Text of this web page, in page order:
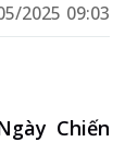
2025 09:03
Chiến